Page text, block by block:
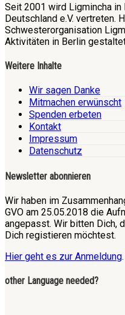
Seit 2001 wird Ligmincha in
Deutschland e.V. vertreten.
Schwesterorganisation
Aktivitäten in Berlin
Weitere Inhalte
Wir sagen Danke
Mitmachen erwünscht
Spenden erbeten
Kontakt
Impressum
Datenschutz
Newsletter abonnieren
Wir haben im
GVO am 25.05.2018 die
angepasst. Wir bitten Dich,
Dich registieren möchtest.
Hier geht es zur Anmeldung.
other Language needed?